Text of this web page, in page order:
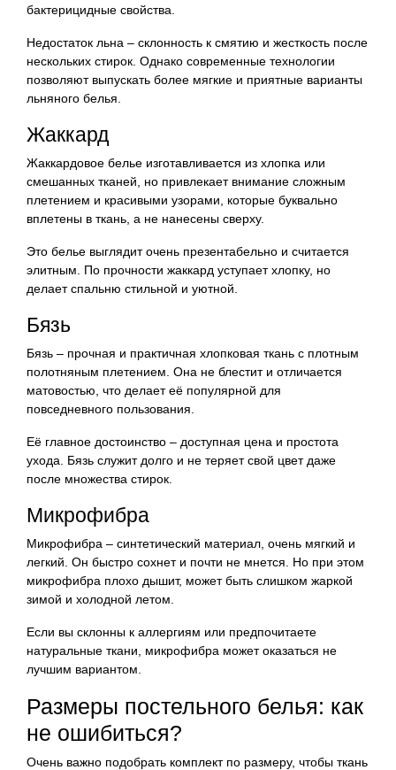
бактерицидные свойства.
Недостаток льна – склонность к смятию и жесткость после
нескольких стирок. Однако современные технологии
позволяют выпускать более мягкие и приятные варианты
льняного белья.
Жаккард
Жаккардовое белье изготавливается из хлопка или
смешанных тканей, но привлекает внимание сложным
плетением и красивыми узорами, которые буквально
вплетены в ткань, а не нанесены сверху.
Это белье выглядит очень презентабельно и считается
элитным. По прочности жаккард уступает хлопку, но
делает спальню стильной и уютной.
Бязь
Бязь – прочная и практичная хлопковая ткань с плотным
полотняным плетением. Она не блестит и отличается
матовостью, что делает её популярной для
повседневного пользования.
Её главное достоинство – доступная цена и простота
ухода. Бязь служит долго и не теряет свой цвет даже
после множества стирок.
Микрофибра
Микрофибра – синтетический материал, очень мягкий и
легкий. Он быстро сохнет и почти не мнется. Но при этом
микрофибра плохо дышит, может быть слишком жаркой
зимой и холодной летом.
Если вы склонны к аллергиям или предпочитаете
натуральные ткани, микрофибра может оказаться не
лучшим вариантом.
Размеры постельного белья: как
не ошибиться?
Очень важно подобрать комплект по размеру, чтобы ткань